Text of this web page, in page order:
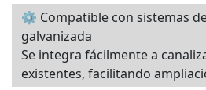
⚙ Compatible con sistemas
galvanizada
Se integra fácilmente a
existentes, facilitando